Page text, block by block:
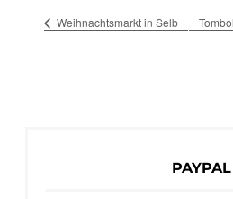
Weihnachtsmarkt in Selb
PAYPAL